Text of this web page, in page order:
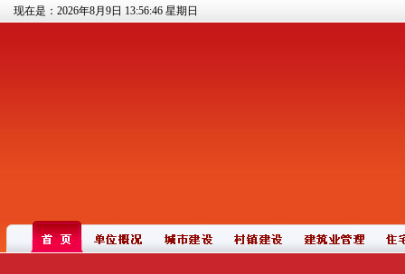
现在是：2026年8月9日 13:56:47 星期日